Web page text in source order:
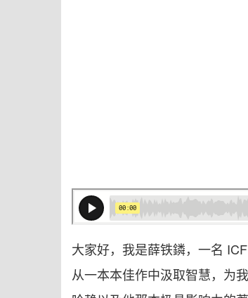
大家好，我是薛铁鏻，一名
从一本本佳作中汲取智慧，为